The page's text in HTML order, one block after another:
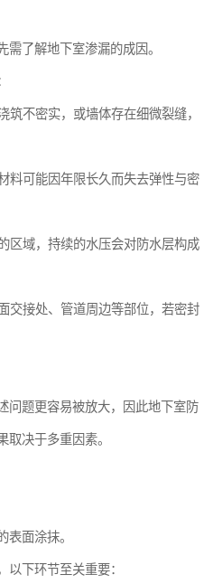
了解地下室渗漏的成因。
筑不密实，或墙体存在细微裂缝，
料可能因年限长久而失去弹性与密
区域，持续的水压会对防水层构成
交接处、管道周边等部位，若密封
问题更容易被放大，因此地下室防
取决于多重因素。
表面涂抹。
以下环节至关重要：